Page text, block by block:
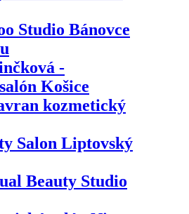
Studio Bánovce
-
Košice
kozmetický
Salon Liptovský
Beauty Studio